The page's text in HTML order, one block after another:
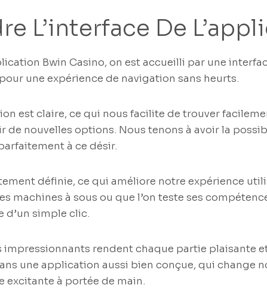
L’interface De
Bwin Casino, on est accueilli par une
une expérience de navigation sans heurts.
est claire, ce qui nous facilite de trouver
de nouvelles options. Nous tenons à avoir la
à ce désir.
définie, ce qui améliore notre expérience
machines à sous ou que l’on teste ses
d’un simple clic.
impressionnants rendent chaque partie plaisante
une application aussi bien conçue, qui change
excitante à portée de main.